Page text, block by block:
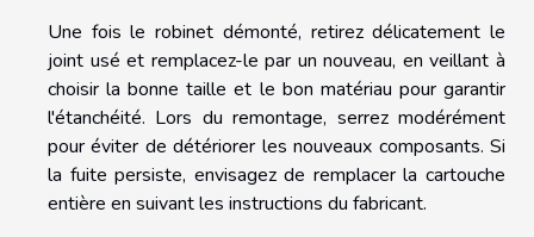
Une fois le robinet démonté, retirez délicatement le
joint usé et remplacez-le par un nouveau, en veillant à
choisir la bonne taille et le bon matériau pour garantir
l'étanchéité. Lors du remontage, serrez modérément
pour éviter de détériorer les nouveaux composants. Si
la fuite persiste, envisagez de remplacer la cartouche
entière en suivant les instructions du fabricant.